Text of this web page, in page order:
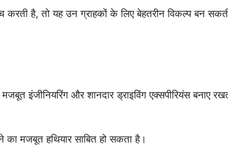
करती है, तो यह उन ग्राहकों के लिए बेहतरीन विकल्प बन
इंजीनियरिंग और शानदार ड्राइविंग एक्सपीरियंस बनाए
का मजबूत हथियार साबित हो सकता है।